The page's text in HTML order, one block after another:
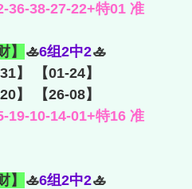
36-38-27-22+特01 准
】 🚣6组2中2🚣
】 【01-24】
】 【26-08】
19-10-14-01+特16 准
】 🚣6组2中2🚣